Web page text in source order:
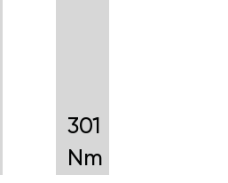
301
Nm